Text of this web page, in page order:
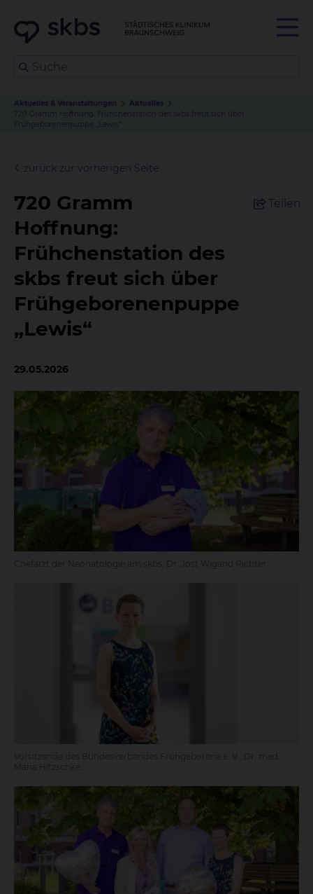
Aktuelles & Veranstaltungen
Aktuelles
720 Gramm Hoffnung: Frühchenstation des skbs freut sich über
Frühgeborenenpuppe „Lewis“
zurück zur vorherigen Seite
720 Gramm
Hoffnung:
Frühchenstation des
skbs freut sich über
Frühgeborenenpuppe
„Lewis“
Teilen
29.05.2026